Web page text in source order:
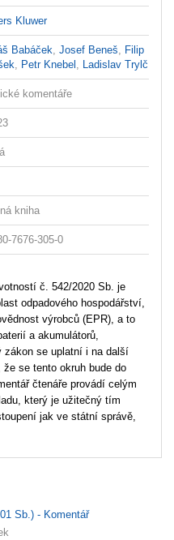
Kluwer
Babáček ,Josef Beneš
Filip
Petr Knebel Ladislav Trylč
komentáře
kniha
7676-305-0
č. 542/2020 Sb. je
odpadového hospodářství,
výrobců (EPR), a to
a akumulátorů,
zákon se uplatní i na další
se tento okruh bude do
čtenáře provádí celým
který je užitečný tím
jak ve státní správě,
Sb.) - Komentář